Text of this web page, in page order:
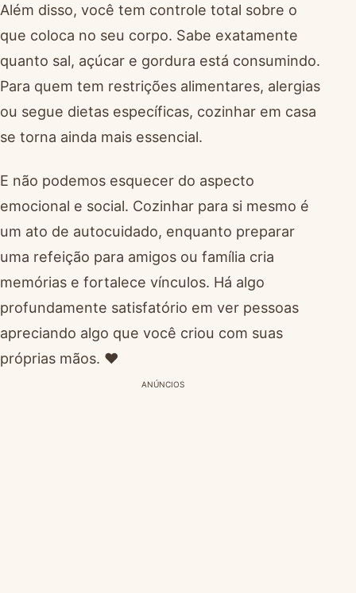
Além disso, você tem controle total sobre o
que coloca no seu corpo. Sabe exatamente
quanto sal, açúcar e gordura está consumindo.
Para quem tem restrições alimentares, alergias
ou segue dietas específicas, cozinhar em casa
se torna ainda mais essencial.
E não podemos esquecer do aspecto
emocional e social. Cozinhar para si mesmo é
um ato de autocuidado, enquanto preparar
uma refeição para amigos ou família cria
memórias e fortalece vínculos. Há algo
profundamente satisfatório em ver pessoas
apreciando algo que você criou com suas
próprias mãos. ❤️
ANÚNCIOS